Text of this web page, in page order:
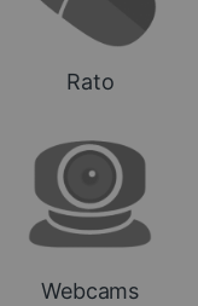
Rato
Webcams